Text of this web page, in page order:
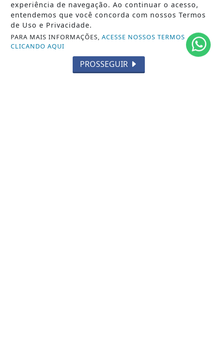
PARCERIA
ESPORTES
CÂMARA DOS DEPUTADOS
experiência de navegação. Ao continuar o acesso,
entendemos que você concorda com nossos Termos
de Uso e Privacidade.
PARA MAIS INFORMAÇÕES,ACESSE NOSSOS TERMOS
CLICANDO AQUI
PROSSEGUIR